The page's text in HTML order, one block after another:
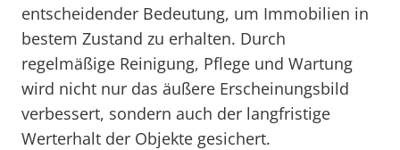
entscheidender Bedeutung, um Immobilien in
bestem Zustand zu erhalten. Durch
regelmäßige Reinigung, Pflege und Wartung
wird nicht nur das äußere Erscheinungsbild
verbessert, sondern auch der langfristige
Werterhalt der Objekte gesichert.